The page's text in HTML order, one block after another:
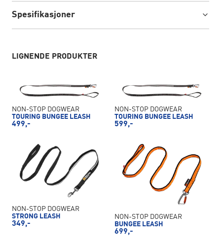
Spesifikasjoner
LIGNENDE PRODUKTER
NON-STOP DOGWEAR
TOURING BUNGEE LEASH
499,-
NON-STOP DOGWEAR
TOURING BUNGEE LEASH
599,-
NON-STOP DOGWEAR
STRONG LEASH
349,-
NON-STOP DOGWEAR
BUNGEE LEASH
699,-